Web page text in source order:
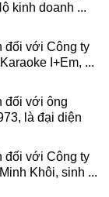
kinh doanh ...
đối với Công ty
I+Em, ...
đối với ông
là đại diện
đối với Công ty
Khôi, sinh ...